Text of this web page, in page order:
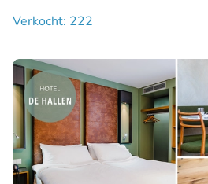
Verkocht: 222